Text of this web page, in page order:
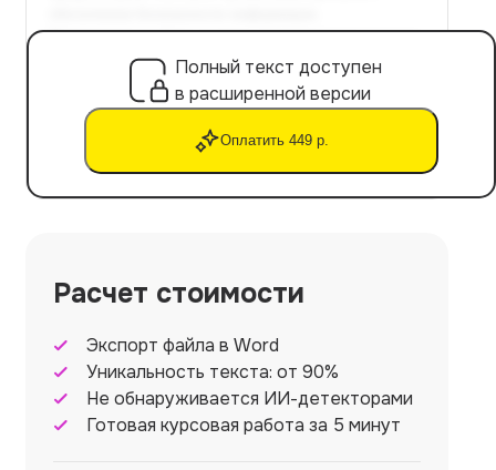
Полный текст доступен
в расширенной версии
Оплатить 449 р.
Расчет стоимости
Экспорт файла в Word
Уникальность текста: от 90%
Не обнаруживается ИИ-детекторами
Готовая курсовая работа за 5 минут